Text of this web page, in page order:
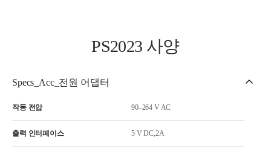
PS2023 사양
Specs_Acc_전원 어댑터
작동 전압 90–264 V AC
출력 인터페이스 5 V DC,2A